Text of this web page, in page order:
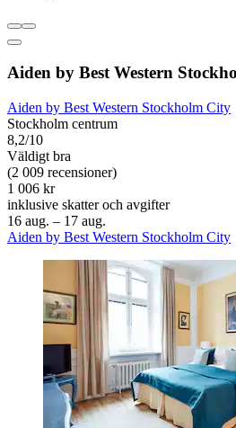
Aiden by Best Western
Aiden by Best Western Stockholm City
Stockholm centrum
8,2/10
Väldigt bra
(2 009 recensioner)
1 006 kr
inklusive skatter och avgifter
16 aug. – 17 aug.
Aiden by Best Western Stockholm City